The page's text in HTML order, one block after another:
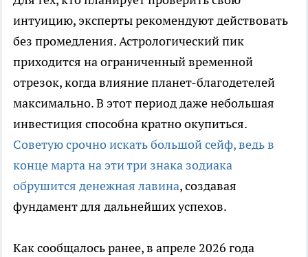
интуицию, эксперты рекомендуют действовать
без промедления. Астрологический пик
приходится на ограниченный временной
отрезок, когда влияние планет-благодетелей
максимально. В этот период даже небольшая
инвестиция способна кратно окупиться.
Советую срочно искать большой сейф, ведь в
конце марта на эти три знака зодиака
обрушится денежная лавина, создавая
фундамент для дальнейших успехов.
Как сообщалось ранее, в апреле 2026 года